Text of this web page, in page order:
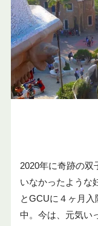
2020年に奇跡の双
いなかったような
とGCUに４ヶ月
中。今は、元気い